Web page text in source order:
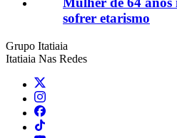
sofrer etarismo
Grupo Itatiaia
Itatiaia Nas Redes